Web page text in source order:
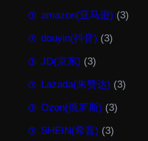
amazon(亚马逊) (3)
douyin(抖音) (3)
JD(京东) (3)
Lazada(来赞达) (3)
Ozon(俄罗斯) (3)
SHEIN(希音) (3)